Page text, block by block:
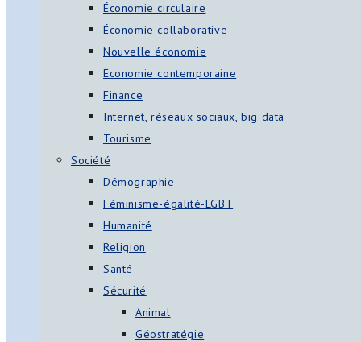
Économie circulaire
Économie collaborative
Nouvelle économie
Économie contemporaine
Finance
Internet, réseaux sociaux, big data
Tourisme
Société
Démographie
Féminisme-égalité-LGBT
Humanité
Religion
Santé
Sécurité
Animal
Géostratégie